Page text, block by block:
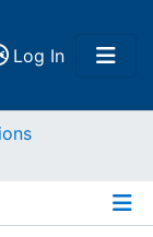
Log In(current)